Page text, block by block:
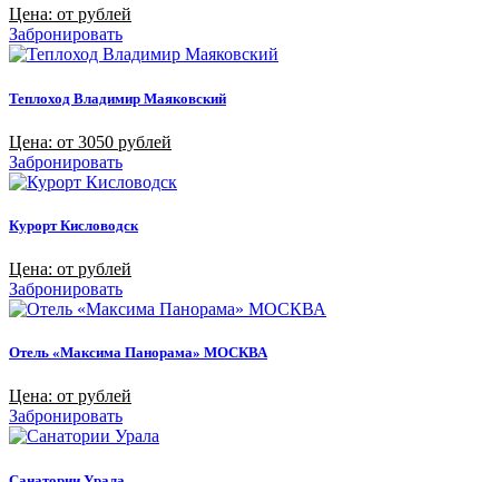
Цена: от рублей
Забронировать
Теплоход Владимир Маяковский
Цена: от 3050 рублей
Забронировать
Курорт Кисловодск
Цена: от рублей
Забронировать
Отель «Максима Панорама» МОСКВА
Цена: от рублей
Забронировать